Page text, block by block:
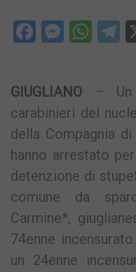
Facebook
GIUGLIANO – Un
carabinieri del
della Compagnia
hanno arrestato
detenzione di
comune da
Carmine*,
74enne
un 24enne